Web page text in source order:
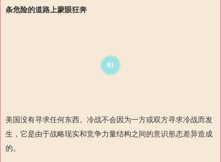
条危险的道路上蒙眼狂奔
01
美国没有寻求任何东西。冷战不会因为一方或双方寻求冷战而发
生，它是由于战略现实和竞争力量结构之间的意识形态差异造成
的。